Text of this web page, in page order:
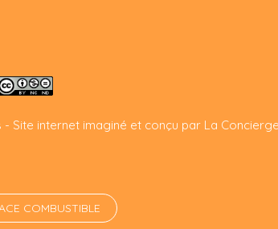
- Site internet imaginé et conçu par La
COMBUSTIBLE